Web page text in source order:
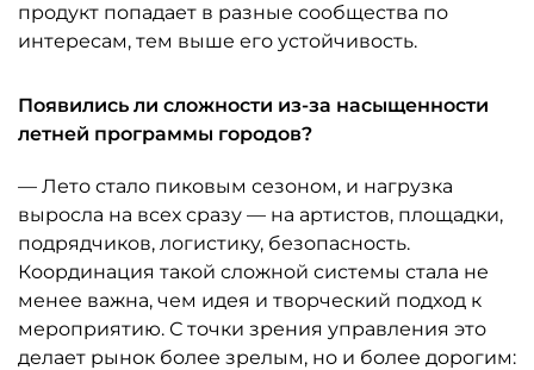
продукт попадает в разные сообщества по
интересам, тем выше его устойчивость.
Появились ли сложности из-за насыщенности
летней программы городов?
— Лето стало пиковым сезоном, и нагрузка
выросла на всех сразу — на артистов, площадки,
подрядчиков, логистику, безопасность.
Координация такой сложной системы стала не
менее важна, чем идея и творческий подход к
мероприятию. С точки зрения управления это
делает рынок более зрелым, но и более дорогим: